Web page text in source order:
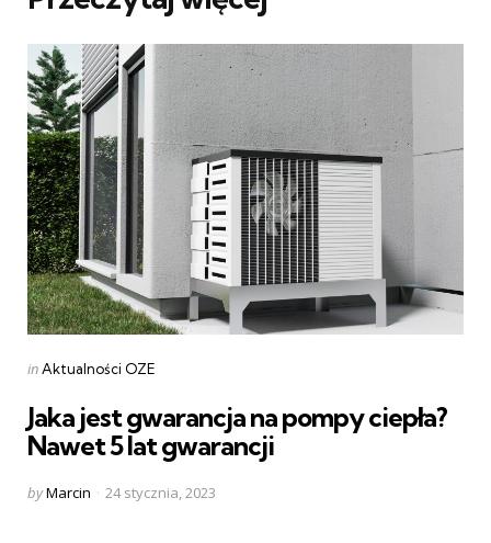
Categories
Posted
inAktualności OZE
Jaka jest gwarancja na pompy ciepła?
Nawet 5 lat gwarancji
Posted
byMarcin 24 stycznia, 2023